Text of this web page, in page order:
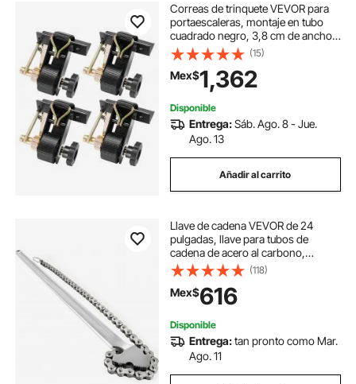
Correas de trinquete VEVOR para
portaescaleras, montaje en tubo
cuadrado negro, 3,8 cm de ancho x
2,2 m de largo, con ganchos
dobles en J, capacidad de carga de
227 kg, correa de carga con hebilla
de seguridad (paquete de 4)
(15)
Mex$1,362
Disponible
Entrega:Sáb. Ago. 8 - Jue.
Ago. 13
Añadir al carrito
Llave de cadena VEVOR de 24
pulgadas, llave para tubos de
cadena de acero al carbono,
resistente, con capacidad de 6,7
pulgadas de diámetro, llave para
filtro de correa de cadena
(118)
Mex$616
Disponible
Entrega:tan pronto como Mar.
Ago. 11